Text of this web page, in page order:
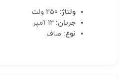
ولتاژ:
جریان:
نوع: صاف